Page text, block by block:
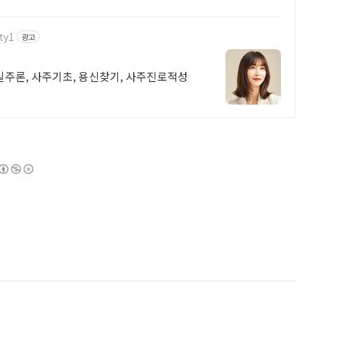
광고
론, 사주기초, 용신찾기, 사주진로적성